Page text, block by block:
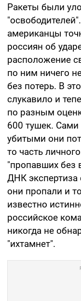
Ракеты были
американцы
россиян об
расположение
по ним ничего
без потерь. В
слукавило и
по разным
600 тушек.
убитыми они
то часть
"пропавших без
ДНК экспертиза
они пропали и
известно
российское
никогда не
"ихтамнет".